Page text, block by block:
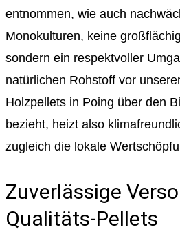
entnommen, wie auch
Monokulturen, keine
sondern ein respektvoller
natürlichen Rohstoff vor
Holzpellets in Poing über den
bezieht, heizt also
zugleich die lokale
Zuverlässige
Qualitäts-Pellets